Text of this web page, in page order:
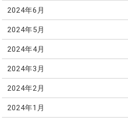
2024年6月
2024年5月
2024年4月
2024年3月
2024年2月
2024年1月